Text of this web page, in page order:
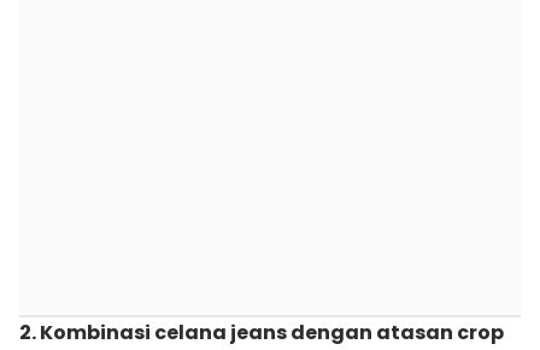
2. Kombinasi celana jeans dengan atasan crop